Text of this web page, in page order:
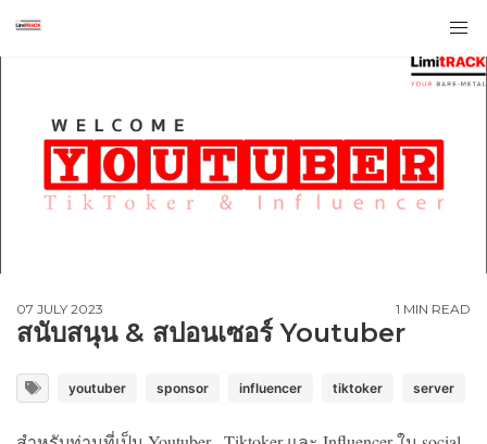
07 JULY 2023 1 MIN READ
สนับสนุน & สปอนเซอร์ Youtuber
youtuber sponsor influencer tiktoker server